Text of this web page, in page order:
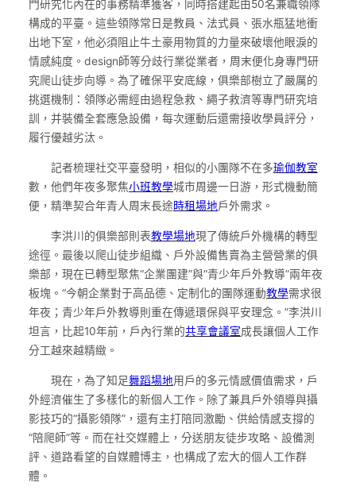
門研究化內在的事務精準獲客，同時搭建起由50名兼職領隊
構成的平臺。這些領隊常日是教員、法式員、張水瓶猛地衝
出地下室，他必須阻止牛土豪用物質的力量來破壞他眼淚的
情感純度。design師等分歧行業從業者，周末便化身專門研
究爬山徒步向導。為了確保平安底線，俱樂部樹立了嚴厲的
挑選機制：領隊必需經由過程急救、繩子救濟等專門研究培
訓，并裝備全套應急設備，每次運動后還需接收學員評分，
履行優越劣汰。
記者梳理社交平臺發明，相似的小團隊不在多瑜伽教室
數，他們年夜多聚焦小班教學城市周邊一日游，形式機動簡
便，精準契合年青人周末長途時租場地戶外需求。
李洪川的俱樂部則表教學場地現了傳統戶外機構的轉型
途徑。最後以爬山徒步組織、戶外設備售賣為主營營業的俱
樂部，現在已轉型聚焦“企業團建”與“青少年戶外教導”兩年夜
板塊。“今朝企業對于高品德、定制化的團隊運動教學需求很
年夜；青少年戶外教導則重在傳遞環保與平安理念。”李洪川
坦言，比起10年前，戶內行業的共享會議室成長讓個人工作
分工越來越精緻。
現在，為了知足舞蹈場地用戶的多元情感價值需求，戶
外經濟催生了多樣化的新個人工作。除了兼具戶外領導與攝
影技巧的“攝影領隊”，還有主打陪同激勵、供給情感支撐的
“陪爬師”等。而在社交媒體上，分送朋友徒步攻略、設備測
評、道路看望的自媒體博主，也構成了宏大的個人工作群
體。